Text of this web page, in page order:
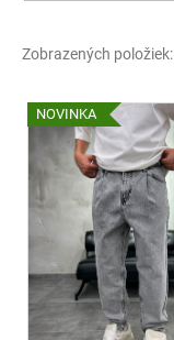
Zobrazených položiek:
V
p
r
o
NOVINKA